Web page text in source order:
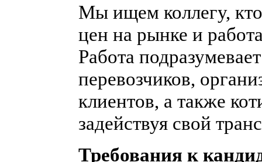
Мы ищем коллегу,
цен на рынке и
Работа
перевозчиков,
клиентов, а также
задействуя свой
Требования к